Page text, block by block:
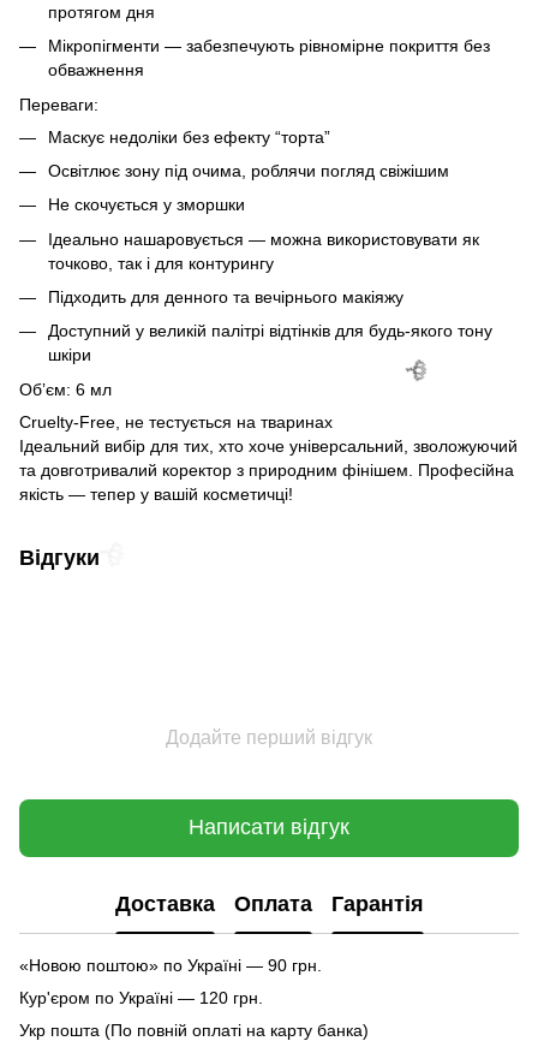
протягом дня
Мікропігменти — забезпечують рівномірне покриття без
обважнення
Переваги:
Маскує недоліки без ефекту “торта”
Освітлює зону під очима, роблячи погляд свіжішим
Не скочується у зморшки
Ідеально нашаровується — можна використовувати як
точково, так і для контурингу
Підходить для денного та вечірнього макіяжу
Доступний у великій палітрі відтінків для будь-якого тону
шкіри
Обʼєм: 6 мл
Cruelty-Free, не тестується на тваринах
Ідеальний вибір для тих, хто хоче універсальний, зволожуючий
та довготривалий коректор з природним фінішем. Професійна
якість — тепер у вашій косметичці!
Відгуки
Додайте перший відгук
Написати відгук
Доставка Оплата Гарантія
«Новою поштою» по Україні — 90 грн.
Кур'єром по Україні — 120 грн.
Укр пошта (По повній оплаті на карту банка)